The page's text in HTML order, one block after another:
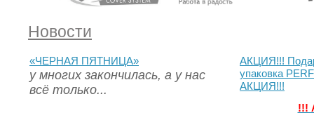
Новости
«ЧЕРНАЯ ПЯТНИЦА»
у многих закончилась, а у нас
всё только...
АКЦИЯ!!!
упаковка
АКЦИЯ!!!
!!!